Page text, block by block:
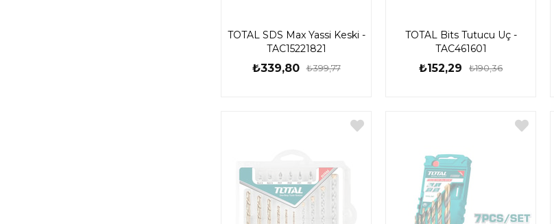
TOTAL SDS Max Yassi Keski -
TAC15221821
₺339,80 ₺399,77
TOTAL Bits Tutucu Uç -
TAC461601
₺152,29 ₺190,36